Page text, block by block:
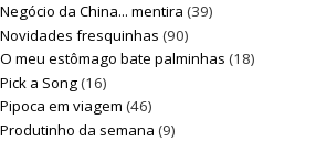
Negócio da China... mentira (39)
Novidades fresquinhas (90)
O meu estômago bate palminhas (18)
Pick a Song(16)
Pipoca em viagem (46)
Produtinho da semana (9)